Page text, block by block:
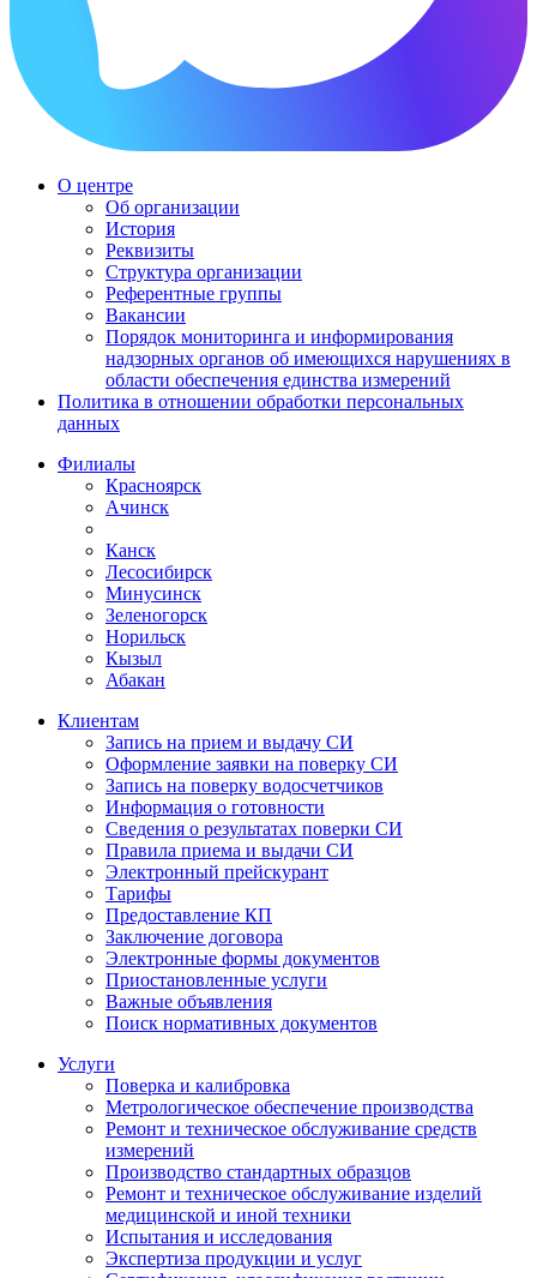
О центре
Об организации
История
Реквизиты
Структура организации
Референтные группы
Вакансии
Порядок мониторинга и информирования
надзорных органов об имеющихся нарушениях в
области обеспечения единства измерений
Политика в отношении обработки персональных
данных
Филиалы
Красноярск
Ачинск
Канск
Лесосибирск
Минусинск
Зеленогорск
Норильск
Кызыл
Абакан
Клиентам
Запись на прием и выдачу СИ
Оформление заявки на поверку СИ
Запись на поверку водосчетчиков
Информация о готовности
Сведения о результатах поверки СИ
Правила приема и выдачи СИ
Электронный прейскурант
Тарифы
Предоставление КП
Заключение договора
Электронные формы документов
Приостановленные услуги
Важные объявления
Поиск нормативных документов
Услуги
Поверка и калибровка
Метрологическое обеспечение производства
Ремонт и техническое обслуживание средств
измерений
Производство стандартных образцов
Ремонт и техническое обслуживание изделий
медицинской и иной техники
Испытания и исследования
Экспертиза продукции и услуг